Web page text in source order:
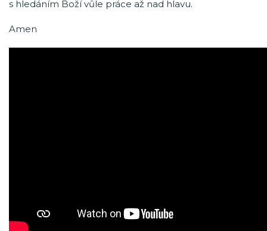
s hledáním Boží vůle práce až nad hlavu.
Amen